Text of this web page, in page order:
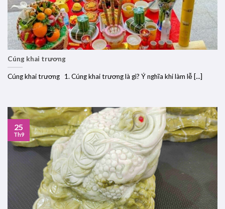
Cúng khai trương
Cúng khai trương 1. Cúng khai trương là gì? Ý nghĩa khi làm lễ [...]
25
Th9